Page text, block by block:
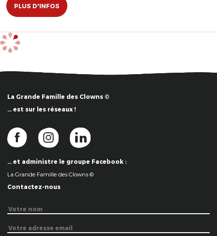
PLUS D'INFOS
La Grande Famille des Clowns ©
… est sur les réseaux !
… et administre le groupe Facebook :
La Grande Famille des Clowns ©
Contactez-nous